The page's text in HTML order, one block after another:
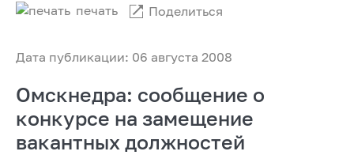
Дата публикации: 06 августа 2008
печать Поделиться
Омскнедра: сообщение о
конкурсе на замещение
вакантных должностей